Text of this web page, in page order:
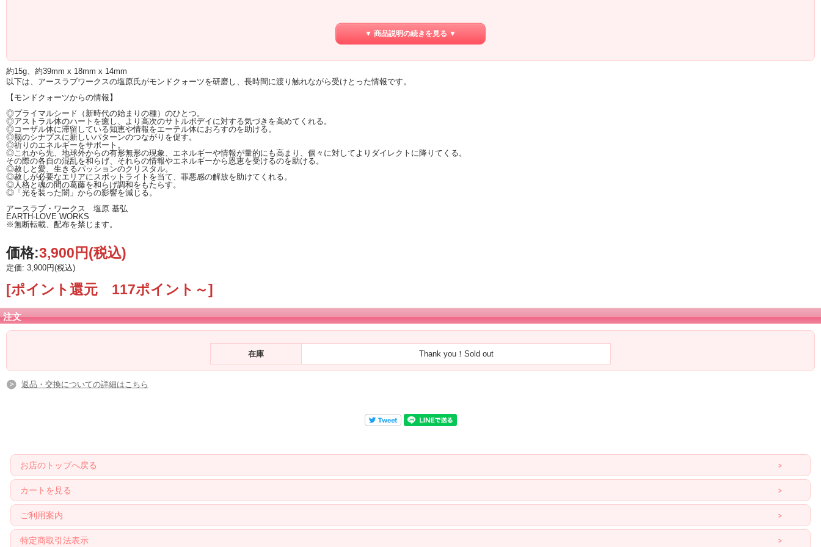
ハートチャクラの深いブロックが解除され癒されるということは
本当の意味で、自分自身と繋がり、地球と繋がり、宇宙と繋がるということ。
自分自身と向き合う時の強力なサポーターとして
そして、強力なヒーラーとして活躍してくれることでしょう。
▼ 商品説明の続きを見る ▼
約15g、約39mm x 18mm x 14mm
以下は、アースラブワークスの塩原氏がモンドクォーツを研磨し、長時間に渡り触れながら受けとった情報です。
【モンドクォーツからの情報】
◎プライマルシード（新時代の始まりの種）のひとつ。
◎アストラル体のハートを癒し、より高次のサトルボデイに対する気づきを高めてくれる。
◎コーザル体に滞留している知恵や情報をエーテル体におろすのを助ける。
◎脳のシナプスに新しいパターンのつながりを促す。
◎祈りのエネルギーをサポート。
◎これから先、地球外からの有形無形の現象、エネルギーや情報が量的にも高まり、個々に対してよりダイレクトに降りてくる。
その際の各自の混乱を和らげ、それらの情報やエネルギーから恩恵を受けるのを助ける。
◎赦しと愛、生きるパッションのクリスタル。
◎赦しが必要なエリアにスポットライトを当て、罪悪感の解放を助けてくれる。
◎人格と魂の間の葛藤を和らげ調和をもたらす。
◎「光を装った闇」からの影響を減じる。
アースラブ・ワークス 塩原 基弘
EARTH-LOVE WORKS
※無断転載、配布を禁じます。
価格:3,900円(税込)
定価: 3,900円(税込)
[ポイント還元 117ポイント～]
注文
在庫 Thank you！Sold out
返品・交換についての詳細はこちら
お店のトップへ戻る
カートを見る
ご利用案内
特定商取引法表示